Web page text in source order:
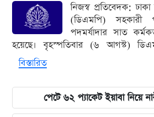
নিজস্ব প্রতিবেদক:
(ডিএমপি) সহকারী
পদমর্যাদার সাত
হয়েছে। বৃহস্পতিবার (৬ আগস্ট)
বিস্তারিত
পেটে ৬২ প্যাকেট ইয়াবা নিয়ে